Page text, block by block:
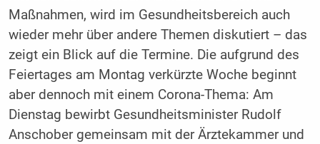
Maßnahmen, wird im Gesundheitsbereich auch
wieder mehr über andere Themen diskutiert – das
zeigt ein Blick auf die Termine. Die aufgrund des
Feiertages am Montag verkürzte Woche beginnt
aber dennoch mit einem Corona-Thema: Am
Dienstag bewirbt Gesundheitsminister Rudolf
Anschober gemeinsam mit der Ärztekammer und